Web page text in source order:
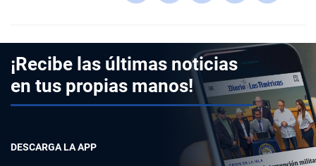
¡Recibe las últimas noticias
en tus propias manos!
DESCARGA LA APP